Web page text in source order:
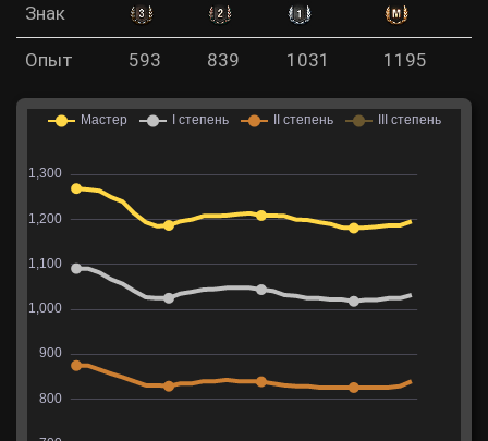
Знак
Опыт 593 839 1031 1195